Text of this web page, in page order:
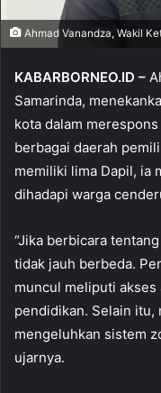
Ahmad Vanandza, Wakil
KABARBORNEO.ID –
Samarinda,
kota dalam
berbagai daerah
memiliki lima Dapil, ia
dihadapi warga
“Jika berbicara
tidak jauh berbeda.
muncul meliputi
pendidikan. Selain itu,
mengeluhkan sistem
ujarnya.